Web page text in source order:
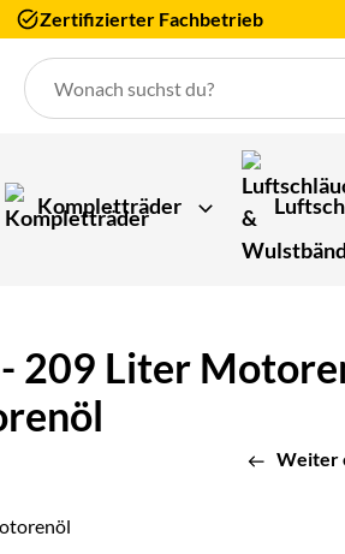
Zertifizierter Fachbetrieb
Kompletträder
209 Liter
Weiter